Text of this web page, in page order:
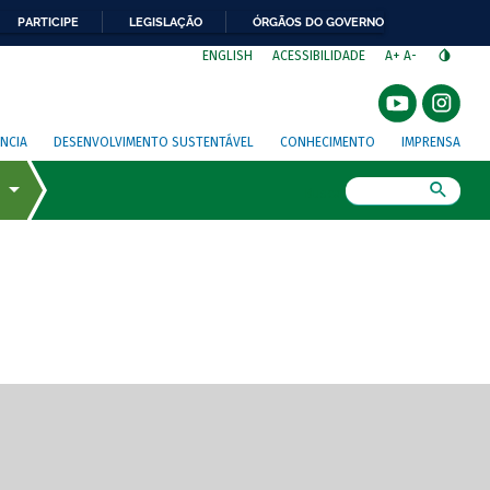
PARTICIPE LEGISLAÇÃO ÓRGÃOS DO GOVERNO
ENGLISH ACESSIBILIDADE A+ A-
DESENVOLVIMENTO SUSTENTÁVEL CONHECIMENTO IMPRENSA
de tela